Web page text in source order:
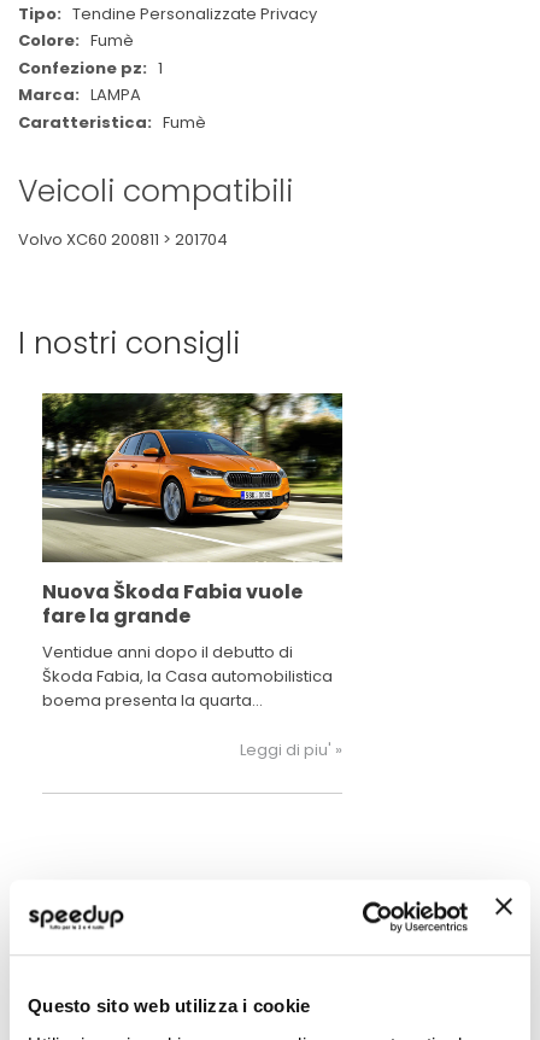
Questo sito web utilizza i cookie
Tendine Personalizzate Privacy
Fumè
1
LAMPA
Fumè
Veicoli compatibili
Volvo XC60 200811 > 201704
I nostri consigli
Nuova Škoda Fabia vuole
fare la grande
Ventidue anni dopo il debutto di
Škoda Fabia, la Casa automobilistica
boema presenta la quarta
Leggi di piu' »